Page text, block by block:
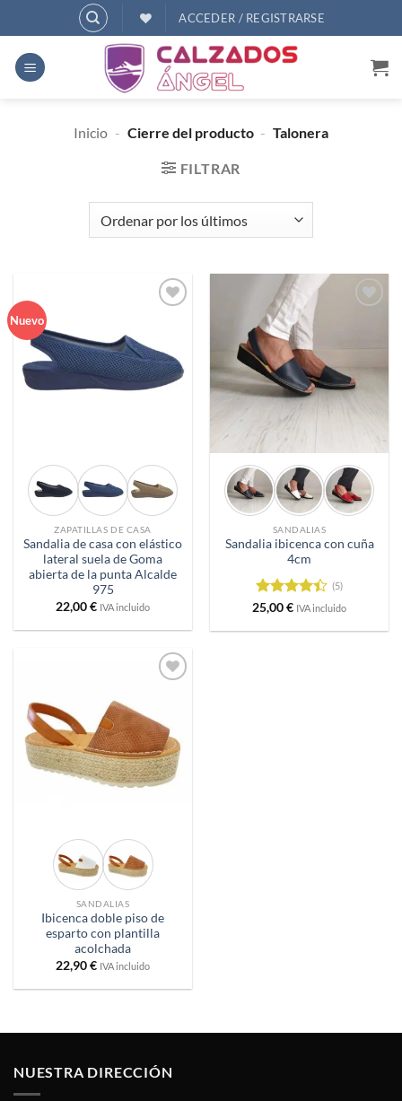
al
contenido
ACCEDER / REGISTRARSE
Inicio - Cierre del producto - Talonera
FILTRAR
Nuevo
ZAPATILLAS DE CASA
Sandalia de casa con elástico
lateral suela de Goma
abierta de la punta Alcalde
975
22,00€ IVA incluido
SANDALIAS
Sandalia ibicenca con cuña
4cm
Valorado
de 5
(5)
25,00€ IVA incluido
deseos
SANDALIAS
Ibicenca doble piso de
esparto con plantilla
acolchada
22,90€ IVA incluido
NUESTRA DIRECCIÓN